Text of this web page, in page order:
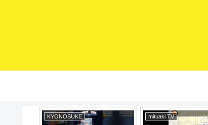
KYONOSUKE mituaki TV